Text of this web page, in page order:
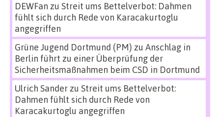
DEWFan zu Streit ums Bettelverbot: Dahmen
fühlt sich durch Rede von Karacakurtoglu
angegriffen
Grüne Jugend Dortmund (PM) zu Anschlag in
Berlin führt zu einer Überprüfung der
Sicherheitsmaßnahmen beim CSD in Dortmund
Ulrich Sanderzu Streit ums Bettelverbot:
Dahmen fühlt sich durch Rede von
Karacakurtoglu angegriffen